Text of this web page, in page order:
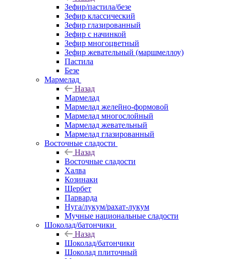
Зефир/пастила/безе
Зефир классический
Зефир глазированный
Зефир с начинкой
Зефир многоцветный
Зефир жевательный (маршмеллоу)
Пастила
Безе
Мармелад
Назад
Мармелад
Мармелад желейно-формовой
Мармелад многослойный
Мармелад жевательный
Мармелад глазированный
Восточные сладости
Назад
Восточные сладости
Халва
Козинаки
Щербет
Парварда
Нуга/лукум/рахат-лукум
Мучные национальные сладости
Шоколад/батончики
Назад
Шоколад/батончики
Шоколад плиточный